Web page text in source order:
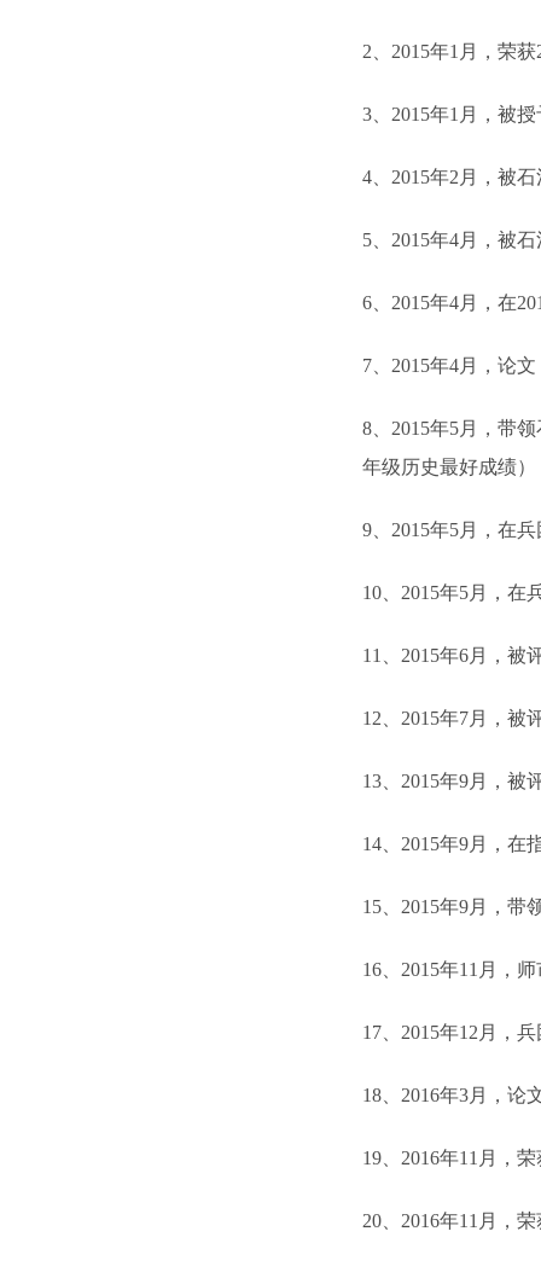
2 2015年1 月，荣获
3 2015年1 月，被
4 2015年2 月，被
5 2015年4月，被
6 2015年4月，在
7 2015年4月，论
8 2015年5月，带
年级历史最好成绩
9 2015年5月，在兵
10 2015年5月，在
11 2015年6月，被
12 2015年7月，被
13 2015年9月，被
14 2015年9月，在
15 2015年9月，带
16 2015年11 月，
17 2015年12 月，
18 2016年3月，论
19 2016年11 月，
20 2016年11 月，